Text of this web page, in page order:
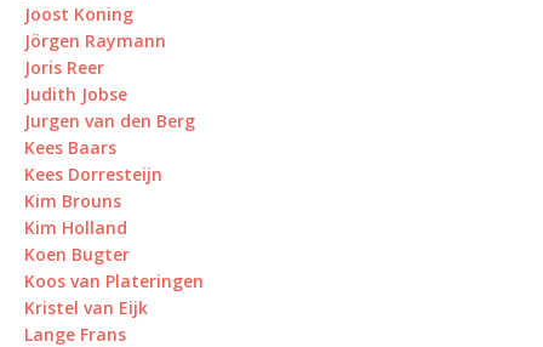
Joost Koning
Jörgen Raymann
Joris Reer
Judith Jobse
Jurgen van den Berg
Kees Baars
Kees Dorresteijn
Kim Brouns
Kim Holland
Koen Bugter
Koos van Plateringen
Kristel van Eijk
Lange Frans